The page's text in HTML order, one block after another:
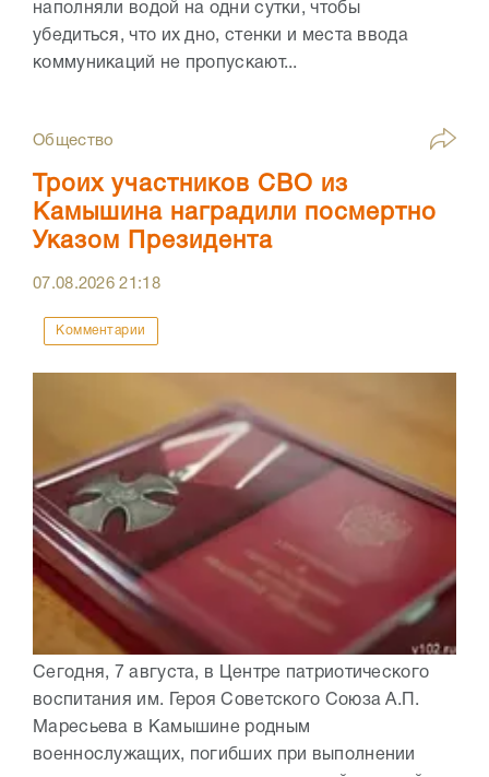
наполняли водой на одни сутки, чтобы
убедиться, что их дно, стенки и места ввода
коммуникаций не пропускают...
Общество
Троих участников СВО из
Камышина наградили посмертно
Указом Президента
07.08.202621:18
Комментарии
Сегодня, 7 августа, в Центре патриотического
воспитания им. Героя Советского Союза А.П.
Маресьева в Камышине родным
военнослужащих, погибших при выполнении